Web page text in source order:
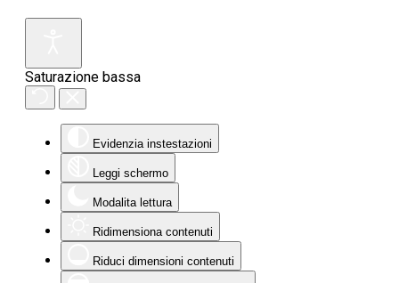
Saturazione bassa
Evidenzia instestazioni
Leggi schermo
Modalita lettura
Ridimensiona contenuti
Riduci dimensioni contenuti